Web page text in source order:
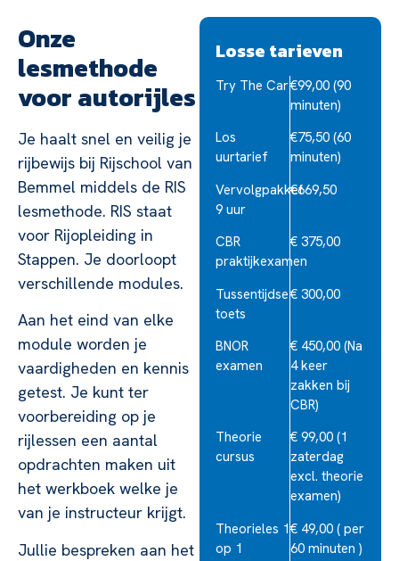
Onze
lesmethode
voor autorijles
Je haalt snel en veilig je
rijbewijs bij Rijschool van
Bemmel middels de RIS
lesmethode. RIS staat
voor Rijopleiding in
Stappen. Je doorloopt
verschillende modules.
Aan het eind van elke
module worden je
vaardigheden en kennis
getest. Je kunt ter
voorbereiding op je
rijlessen een aantal
opdrachten maken uit
het werkboek welke je
van je instructeur krijgt.
Jullie bespreken aan het
Losse tarieven
Try The Car€99,00 (90
minuten)
Los
uurtarief
€75,50 (60
minuten)
Vervolgpakket
9 uur
€669,50
CBR
praktijkexamen
€ 375,00
Tussentijdse
toets
€ 300,00
BNOR
examen
€ 450,00 (Na
4 keer
zakken bij
CBR)
Theorie
cursus
€ 99,00 (1
zaterdag
excl. theorie
examen)
Theorieles 1
op 1
€ 49,00 ( per
60 minuten )